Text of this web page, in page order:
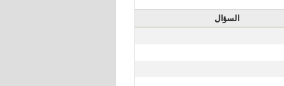
السؤال